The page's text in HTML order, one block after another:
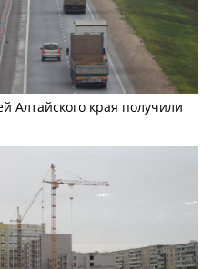
Алтайского края получили